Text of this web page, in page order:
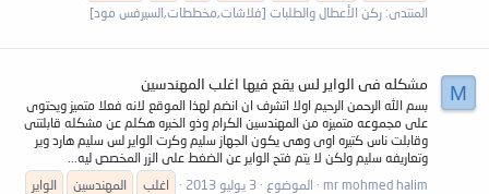
المنتدى: ركن الأعطال والطلبات [فلاشات,مخططات,السيرفس مود]
M مشكله فى الواير لس يقع فيها اغلب المهندسين
بسم الله الرحمن الرحيم اولا اتشرف ان انضم لهذا الموقع لانه فعلا متميز ويحتوى
على مجموعه متميزه من المهندسين الكرام وذو الخبره هكلم عن مشكله قابلتنى
وقابلت ناس كتيره اوى وهى يكون الجهاز سليم وكرت الواير لس سليم هارد وير
وتعاريفه سليم ولكن لا يتم فتح الواير عن الضغط على الزر المخصص ليه...
mr mohmed halim
الموضوع 3 يوليو 2013 اغلب المهندسين
الواير